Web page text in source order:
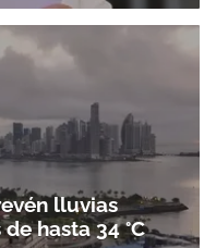
lluvias
hasta 34 °C